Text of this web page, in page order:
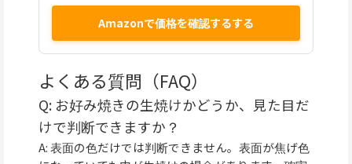
Amazonで価格を確認するする
よくある質問（FAQ）
Q: お好み焼きの生焼けかどうか、見た目だ
けで判断できますか？
A: 表面の色だけでは判断できません。表面が焦げ色